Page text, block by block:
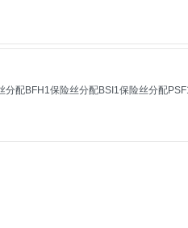
分配BFH1保险丝分配BSI1保险丝分配